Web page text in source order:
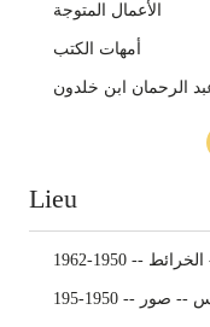
الأعمال المتوجة
أمهات الكتب
الرحمان ابن خلدون
Lieu
-- 1950-1962